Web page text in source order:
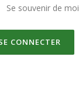
Se souvenir de moi